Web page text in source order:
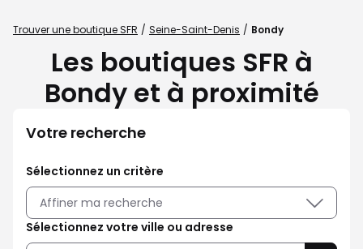
Trouver une boutique SFR Seine-Saint-Denis Bondy
Les boutiques SFR à
Bondy et à proximité
Votre recherche
Sélectionnez un critère
Affiner ma recherche
Sélectionnez votre ville ou adresse